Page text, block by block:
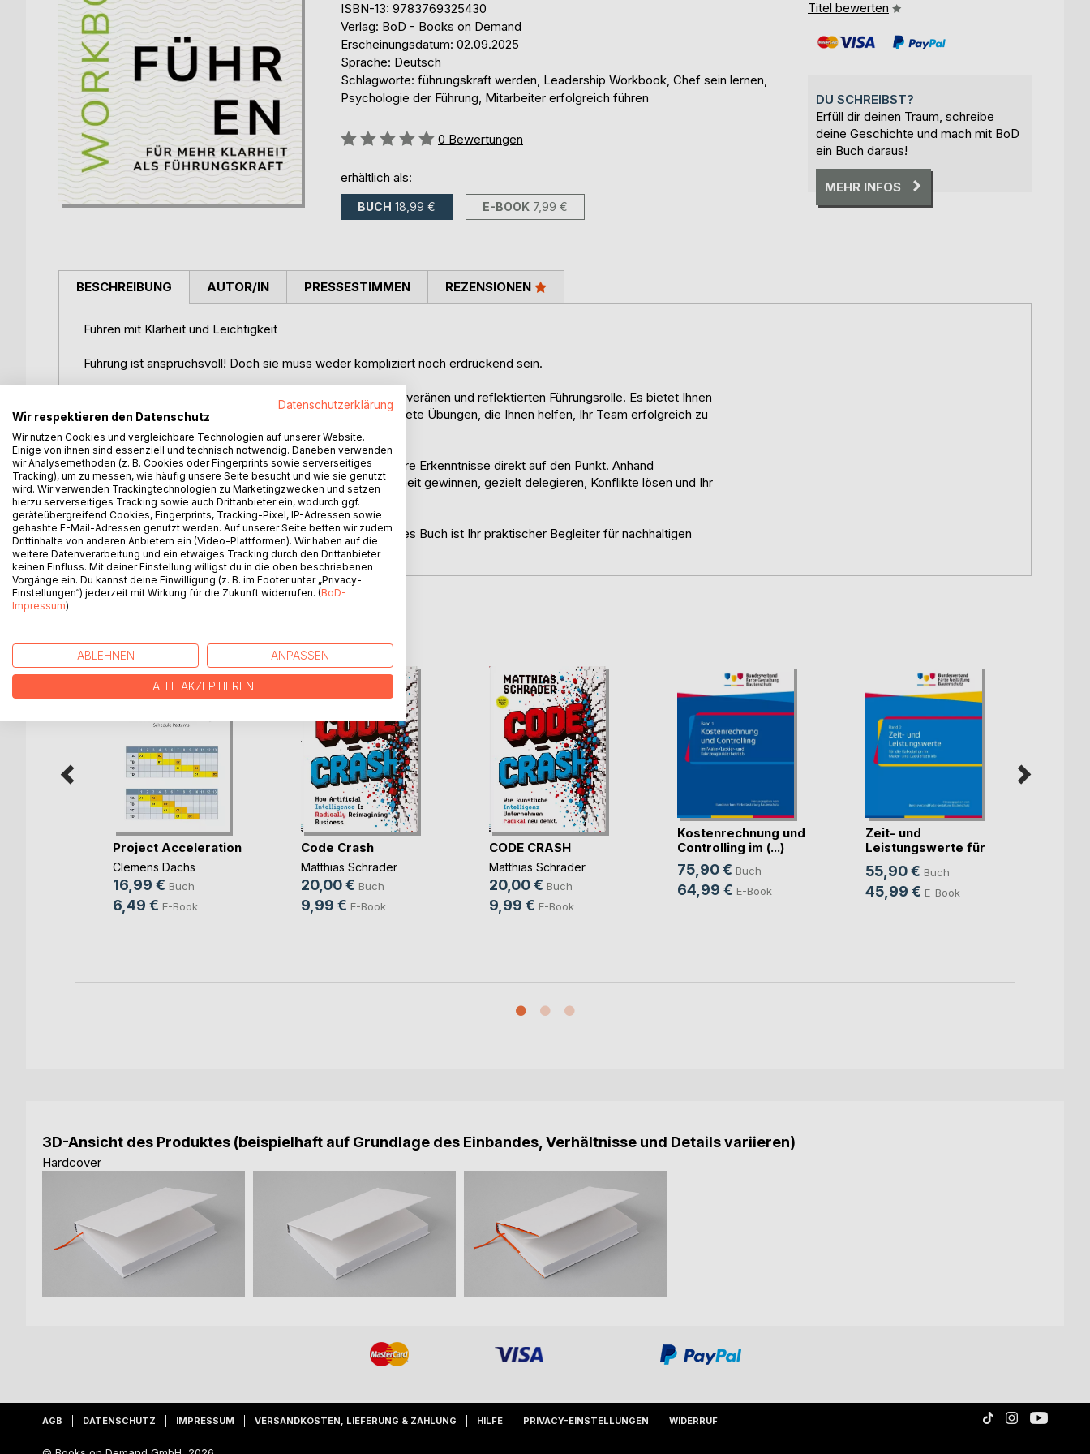
ISBN-13: 9783769325430
Verlag: BoD - Books on Demand
Erscheinungsdatum: 02.09.2025
Sprache: Deutsch
Schlagworte: führungskraft werden, Leadership Workbook, Chef sein lernen,
Psychologie der Führung, Mitarbeiter erfolgreich führen
Bewertung::
0 Bewertungen
erhältlich als:
BUCH 18,99 € E-BOOK 7,99 €
Titel bewerten
DU SCHREIBST?
Erfüll dir deinen Traum, schreibe
deine Geschichte und mach mit BoD
ein Buch daraus!
MEHR INFOS
BESCHREIBUNG
Führen mit Klarheit und Leichtigkeit
Führung ist anspruchsvoll! Doch sie muss weder kompliziert noch erdrückend sein.
Dieses Workbook begleitet Sie auf dem Weg zu einer souveränen und reflektierten Führungsrolle. Es bietet Ihnen
zahlreiche Praxisbeispiele, bewährte Methoden und konkrete Übungen, die Ihnen helfen, Ihr Team erfolgreich zu
leiten und gleichzeitig gut für sich selbst zu sorgen.
Mit über 20 Jahren Berufserfahrung bringt Nadine Keitel ihre Erkenntnisse direkt auf den Punkt. Anhand
authentischer Praxisbeispiele zeigt sie, wie Sie Rollenklarheit gewinnen, gezielt delegieren, Konflikte lösen und Ihr
Team motivieren, ohne sich dabei zu überlasten.
Kompakt, verständlich und erfrischend geschrieben. Dieses Buch ist Ihr praktischer Begleiter für nachhaltigen
Führungserfolg.
AUTOR/IN PRESSESTIMMEN REZENSIONEN
Project Acceleration
Clemens Dachs
16,99 € Buch
6,49 € E-Book
Code Crash
Matthias Schrader
20,00 € Buch
9,99 € E-Book
CODE CRASH
Matthias Schrader
20,00 € Buch
9,99 € E-Book
Kostenrechnung und
Controlling im (...)
75,90 € Buch
64,99 € E-Book
Zeit- und
Leistungswerte für
die K(...)
55,90 € Buch
45,99 € E-Book
3D-Ansicht des Produktes (beispielhaft auf Grundlage des Einbandes, Verhältnisse und Details variieren)
Hardcover
AGB DATENSCHUTZ IMPRESSUM VERSANDKOSTEN, LIEFERUNG & ZAHLUNG HILFE PRIVACY-EINSTELLUNGEN WIDERRUF
Datenschutzerklärung
Wir respektieren den Datenschutz
Wir nutzen Cookies und vergleichbare Technologien auf unserer Website.
Einige von ihnen sind essenziell und technisch notwendig. Daneben verwenden
wir Analysemethoden (z. B. Cookies oder Fingerprints sowie serverseitiges
Tracking), um zu messen, wie häufig unsere Seite besucht und wie sie genutzt
wird. Wir verwenden Trackingtechnologien zu Marketingzwecken und setzen
hierzu serverseitiges Tracking sowie auch Drittanbieter ein, wodurch ggf.
geräteübergreifend Cookies, Fingerprints, Tracking-Pixel, IP-Adressen sowie
gehashte E-Mail-Adressen genutzt werden. Auf unserer Seite betten wir zudem
Drittinhalte von anderen Anbietern ein (Video-Plattformen). Wir haben auf die
weitere Datenverarbeitung und ein etwaiges Tracking durch den Drittanbieter
keinen Einfluss. Mit deiner Einstellung willigst du in die oben beschriebenen
Vorgänge ein. Du kannst deine Einwilligung (z. B. im Footer unter „Privacy-
Einstellungen“) jederzeit mit Wirkung für die Zukunft widerrufen. (BoD-
Impressum)
ABLEHNEN ANPASSEN
ALLE AKZEPTIEREN